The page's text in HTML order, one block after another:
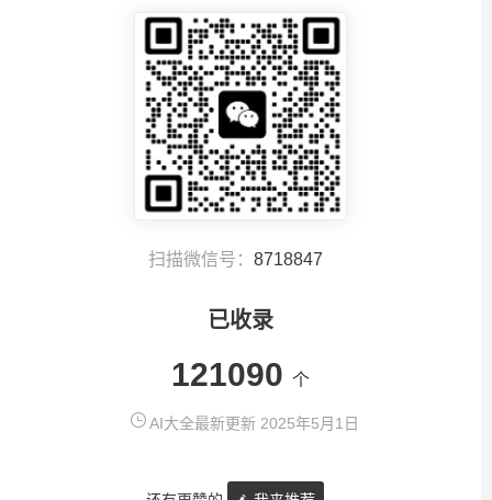
扫描微信号： 8718847
已收录
121090 个
AI大全最新更新 2025年5月1日